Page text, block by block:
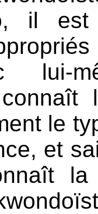
il
lui-
le
et